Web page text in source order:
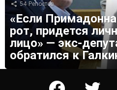
54 Репостов
«Если
рот, придется
лицо» — экс-
обратился к
facebook twitter